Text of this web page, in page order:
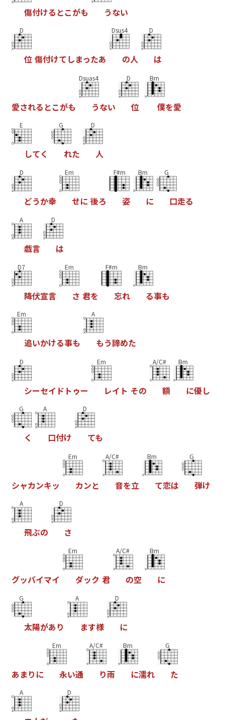
傷付ける とこがも うない
D
位 傷付けてしまったあ
Dsus4
の人
D
は
愛される とこがも
Dsuas4
うない
D
位
Bm
僕を愛
E
してく
G
れた
D
人
D
どうか幸
Em
せに 後ろ
F#m
姿
Bm
に
G
口走る
A
戯言
D
は
D7
降伏宣言
Em
さ 君を
F#m
忘れ
Bm
る事も
Em
追いかける事も
A
もう諦めた
D
シーセイ ド ト ゥー
Em
レイ ト その
A/C#
額
Bm
に優し
G
く
A
口付け
D
ても
シャカンキッ
Em
カンと
A/C#
音を立
Bm
て恋は
G
弾け
A
飛ぶの
D
さ
グッバイマイ
Em
ダック 君
A/C#
の空
Bm
に
G
太陽があ り
A
ます様
D
に
あ まり に
Em
永い通
A/C#
り雨
Bm
に濡れ
G
た
A D